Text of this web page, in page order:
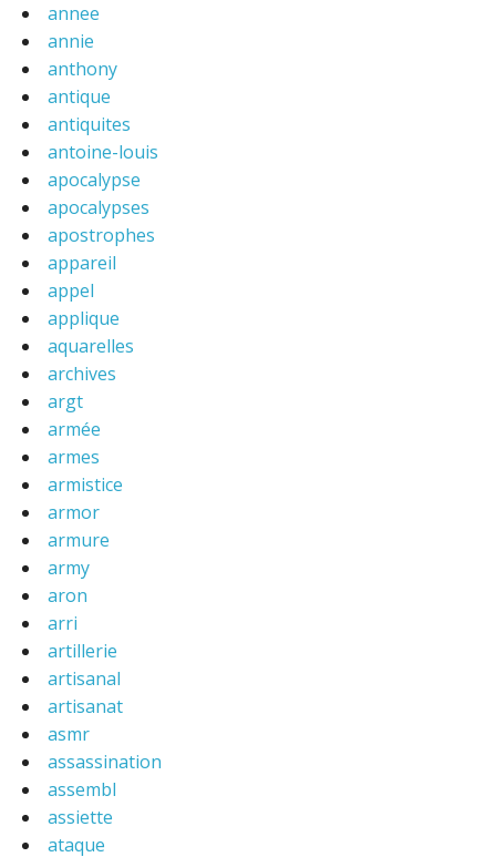
annee
annie
anthony
antique
antiquites
antoine-louis
apocalypse
apocalypses
apostrophes
appareil
appel
applique
aquarelles
archives
argt
armée
armes
armistice
armor
armure
army
aron
arri
artillerie
artisanal
artisanat
asmr
assassination
assembl
assiette
ataque